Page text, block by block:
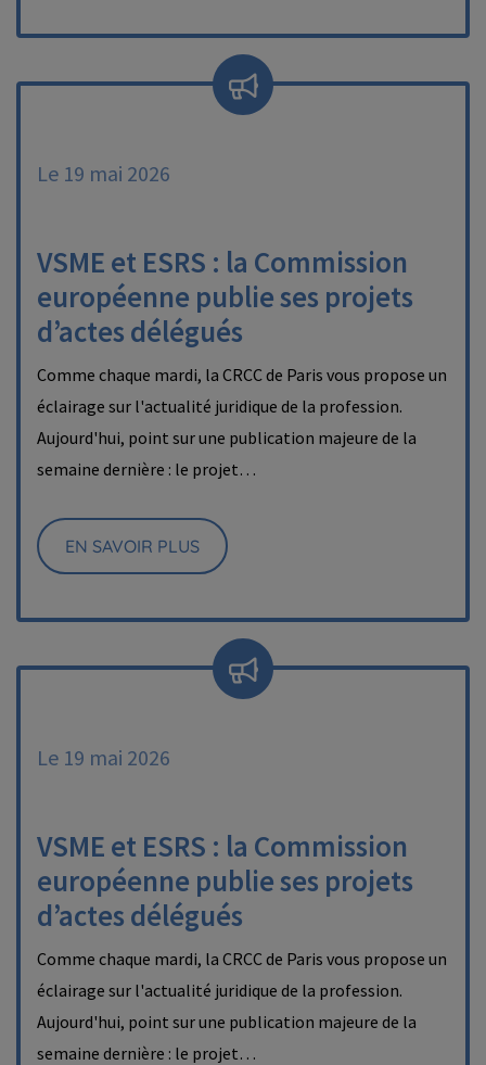
Le 19 mai 2026
VSME et ESRS : la Commission
européenne publie ses projets
d’actes délégués
Comme chaque mardi, la CRCC de Paris vous propose un
éclairage sur l'actualité juridique de la profession.
Aujourd'hui, point sur une publication majeure de la
semaine dernière : le projet…
EN SAVOIR PLUS
Le 19 mai 2026
VSME et ESRS : la Commission
européenne publie ses projets
d’actes délégués
Comme chaque mardi, la CRCC de Paris vous propose un
éclairage sur l'actualité juridique de la profession.
Aujourd'hui, point sur une publication majeure de la
semaine dernière : le projet…